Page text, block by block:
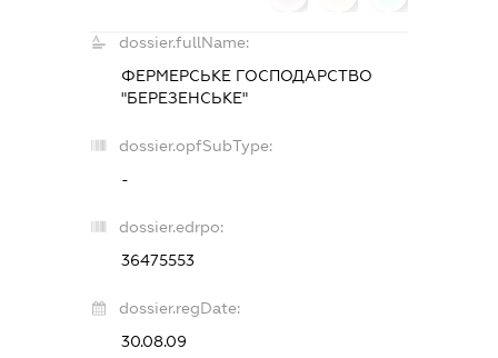
dossier.fullName:
ФЕРМЕРСЬКЕ ГОСПОДАРСТВО
"БЕРЕЗЕНСЬКЕ"
dossier.opfSubType:
-
dossier.edrpo:
36475553
dossier.regDate:
30.08.09